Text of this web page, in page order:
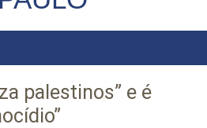
palestinos” e é